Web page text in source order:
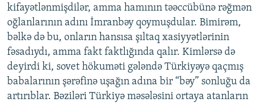
kifayətlənmişdilər, amma hamının təəccübünə rəğmən
oğlanlarının adını İmranbəy qoymuşdular. Bimirəm,
bəlkə də bu, onların hansısa şıltaq xasiyyətlərinin
fəsadıydı, amma fakt faktlığında qalır. Kimlərsə də
deyirdi ki, sovet hökuməti gələndə Türkiyəyə qaçmış
babalarının şərəfinə uşağın adına bir “bəy” sonluğu da
artırıblar. Bəziləri Türkiyə məsələsini ortaya atanların